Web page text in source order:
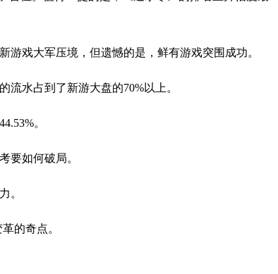
游戏大军压境，但遗憾的是，鲜有游戏突围成功。
水占到了新游大盘的70%以上。
。
要如何破局。
。
的奇点。